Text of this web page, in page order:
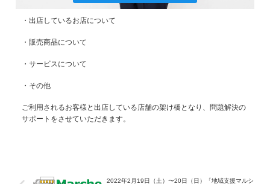
・出店しているお店について
・販売商品について
・サービスについて
・その他
ご利用されるお客様と出店している店舗の架け橋となり、問題解決の
サポートをさせていただきます。
2022年2月19日（土）〜20日（日）「地域支援マルシ